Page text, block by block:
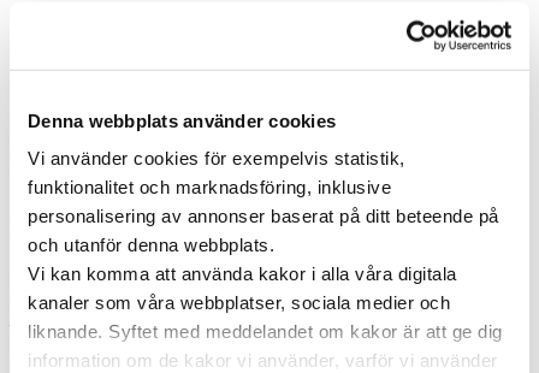
Denna webbplats använder cookies
Vi använder cookies för exempelvis statistik,
funktionalitet och marknadsföring, inklusive
personalisering av annonser baserat på ditt beteende på
och utanför denna webbplats.
Vi kan komma att använda kakor i alla våra digitala
kanaler som våra webbplatser, sociala medier och
liknande. Syftet med meddelandet om kakor är att ge dig
information om de kakor vi använder, varför vi använder
Det är underbart när man får en fin gest eller en
hälsning från personer som man opererat för flera år
sedan. Vi följer alltid upp cancerpatienter tre år efter
De genomför regelbundna röntgenundersökningar under tiden och
vi ringer upp dem för uppföljning. Men det är så skönt att få denna
feedback, det gör mitt arbete än mer meningsfullt.
Huvudsakligen titthålsoperationer idag
Parastou berättar även att den tekniska utvecklingen inom hennes
område går snabbt framåt.
– Ja, framförallt minimalinvasiva operationer ökar i antal inom
kolorektal kirurgi. Ett exempel är titthålskirurgi som har utvecklats
explosionsartat bara under de senaste 10 åren. Något vi annars har